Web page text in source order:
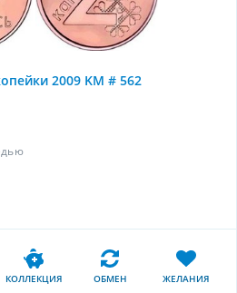
2009 KM # 562
КОЛЛЕКЦИЯ ОБМЕН ЖЕЛАНИЯ